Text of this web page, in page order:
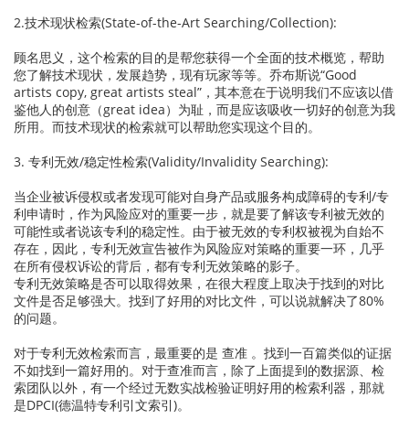
2.技术现状检索(State-of-the-Art Searching/Collection):
顾名思义，这个检索的目的是帮您获得一个全面的技术概览，帮助
您了解技术现状，发展趋势，现有玩家等等。乔布斯说“Good
artists copy, great artists steal”，其本意在于说明我们不应该以借
鉴他人的创意（great idea）为耻，而是应该吸收一切好的创意为我
所用。而技术现状的检索就可以帮助您实现这个目的。
3. 专利无效/稳定性检索(Validity/Invalidity Searching):
当企业被诉侵权或者发现可能对自身产品或服务构成障碍的专利/专
利申请时，作为风险应对的重要一步，就是要了解该专利被无效的
可能性或者说该专利的稳定性。由于被无效的专利权被视为自始不
存在，因此，专利无效宣告被作为风险应对策略的重要一环，几乎
在所有侵权诉讼的背后，都有专利无效策略的影子。
专利无效策略是否可以取得效果，在很大程度上取决于找到的对比
文件是否足够强大。找到了好用的对比文件，可以说就解决了80%
的问题。
对于专利无效检索而言，最重要的是 查准 。找到一百篇类似的证据
不如找到一篇好用的。对于查准而言，除了上面提到的数据源、检
索团队以外，有一个经过无数实战检验证明好用的检索利器，那就
是DPCI(德温特专利引文索引)。